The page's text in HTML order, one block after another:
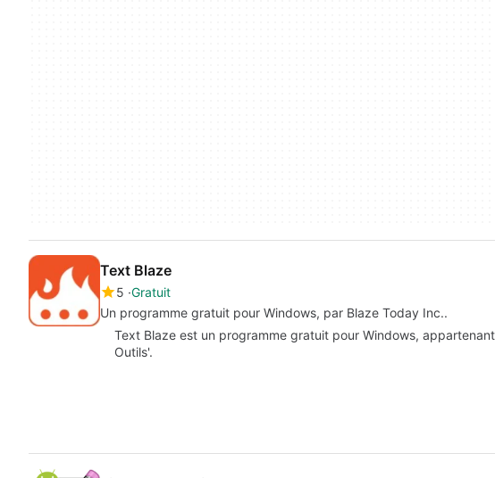
Text Blaze
5 Gratuit
Un programme gratuit pour Windows, par Blaze Today Inc..
Text Blaze est un programme gratuit pour Windows,
Outils'.